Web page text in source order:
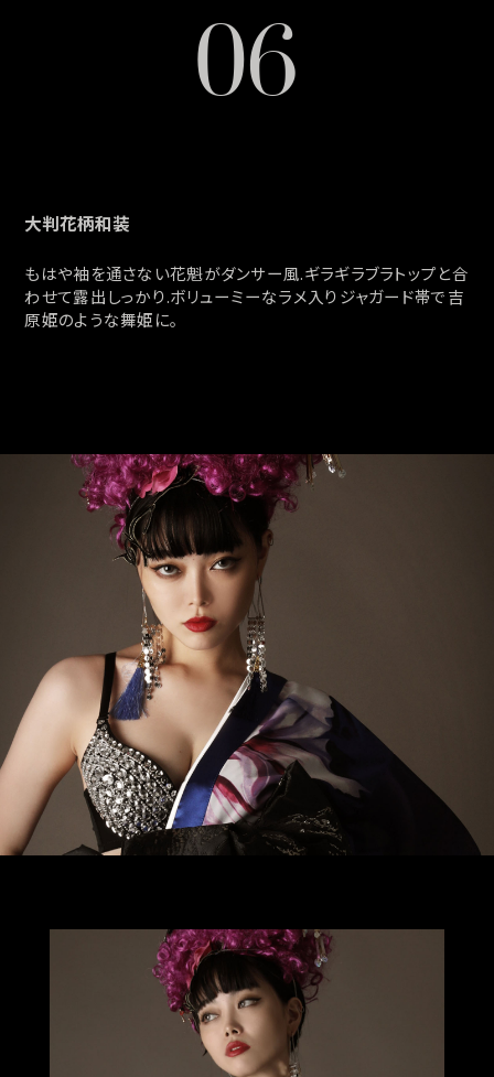
06
大判花柄和装
もはや袖を通さない花魁がダンサー風.ギラギラブラトップと合
わせて露出しっかり.ボリューミーなラメ入りジャガード帯で吉
原姫のような舞姫に。